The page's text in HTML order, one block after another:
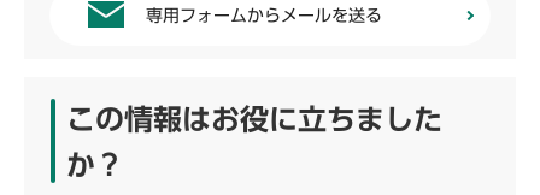
専用フォームからメールを送る
この情報はお役に立ちました
か？